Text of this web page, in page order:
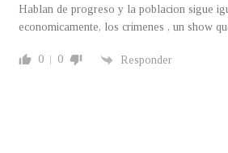
Hablan de progreso y la poblacion sigue
economicamente, los crimenes , un show
0 0 Responder